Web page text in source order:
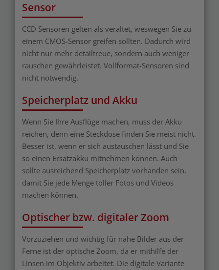
Sensor
CCD Sensoren gelten als veraltet, weswegen Sie zu
einem CMOS-Sensor greifen sollten. Dadurch wird
nicht nur mehr detailtreue, sondern auch weniger
rauschen gewährleistet. Vollformat-Sensoren sind
nicht notwendig.
Speicherplatz und Akku
Wenn Sie Ihre Ausflüge machen, muss der Akku
reichen, denn eine Steckdose finden Sie meist nicht.
Besser ist, wenn er sich austauschen lässt und Sie
so einen Ersatzakku mitnehmen können. Auch
sollte ausreichend Speicherplatz vorhanden sein,
damit Sie jede Menge toller Fotos und Videos
machen können.
Optischer bzw. digitaler Zoom
Vorzuziehen und wichtig für nahe Bilder aus der
Ferne ist der optische Zoom, da er mithilfe der
Linsen im Objektiv arbeitet. Die digitale Variante